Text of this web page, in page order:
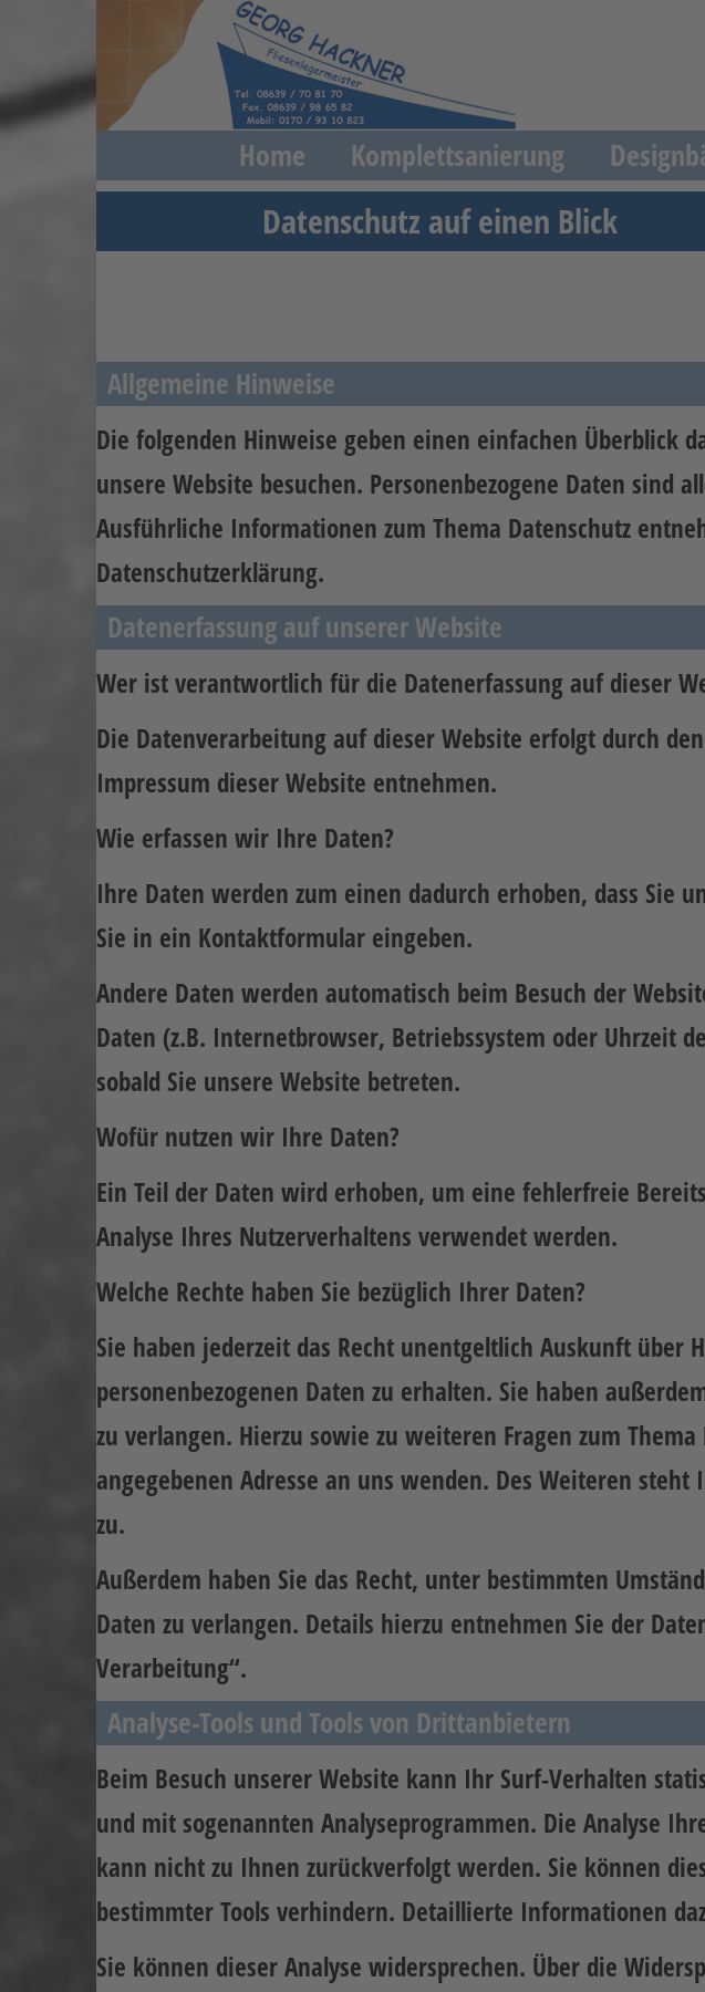
Home Komplettsanierung
Datenschutz auf einen Blick
Allgemeine Hinweise
Die folgenden Hinweise geben einen einfachen Überblick
unsere Website besuchen. Personenbezogene Daten
Ausführliche Informationen zum Thema Datenschutz
Datenschutzerklärung.
Datenerfassung auf unserer Website
Wer ist verantwortlich für die Datenerfassung auf dieser
Die Datenverarbeitung auf dieser Website erfolgt durch
Impressum dieser Website entnehmen.
Wie erfassen wir Ihre Daten?
Ihre Daten werden zum einen dadurch erhoben, dass Sie
Sie in ein Kontaktformular eingeben.
Andere Daten werden automatisch beim Besuch der
Daten (z.B. Internetbrowser, Betriebssystem oder Uhrzeit
sobald Sie unsere Website betreten.
Wofür nutzen wir Ihre Daten?
Ein Teil der Daten wird erhoben, um eine fehlerfreie
Analyse Ihres Nutzerverhaltens verwendet werden.
Welche Rechte haben Sie bezüglich Ihrer Daten?
Sie haben jederzeit das Recht unentgeltlich Auskunft
personenbezogenen Daten zu erhalten. Sie haben
zu verlangen. Hierzu sowie zu weiteren Fragen zum
angegebenen Adresse an uns wenden. Des Weiteren
zu.
Außerdem haben Sie das Recht, unter bestimmten
Daten zu verlangen. Details hierzu entnehmen Sie der
Verarbeitung“.
Analyse-Tools und Tools von Drittanbietern
Beim Besuch unserer Website kann Ihr Surf-Verhalten
und mit sogenannten Analyseprogrammen. Die Analyse
kann nicht zu Ihnen zurückverfolgt werden. Sie können
bestimmter Tools verhindern. Detaillierte Informationen
Sie können dieser Analyse widersprechen. Über die